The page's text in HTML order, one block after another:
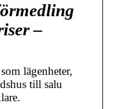
–
lägenheter,
till salu